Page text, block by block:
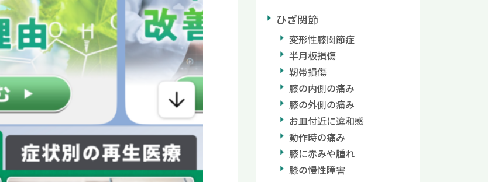
ひざ関節
変形性膝関節症
半月板損傷
靭帯損傷
膝の内側の痛み
膝の外側の痛み
お皿付近に違和感
動作時の痛み
膝に赤みや腫れ
膝の慢性障害